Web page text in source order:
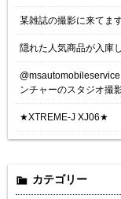
某雑誌の撮影に来てま
隠れた人気商品が入庫
ンチャーのスタジオ撮
★XTREME-J XJ06★
カテゴリー